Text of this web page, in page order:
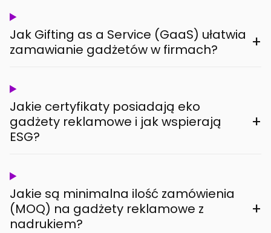
Jak Gifting as a Service (GaaS) ułatwia
zamawianie gadżetów w firmach?
+
Jakie certyfikaty posiadają eko
gadżety reklamowe i jak wspierają
ESG?
+
Jakie są minimalna ilość zamówienia
(MOQ) na gadżety reklamowe z
nadrukiem?
+